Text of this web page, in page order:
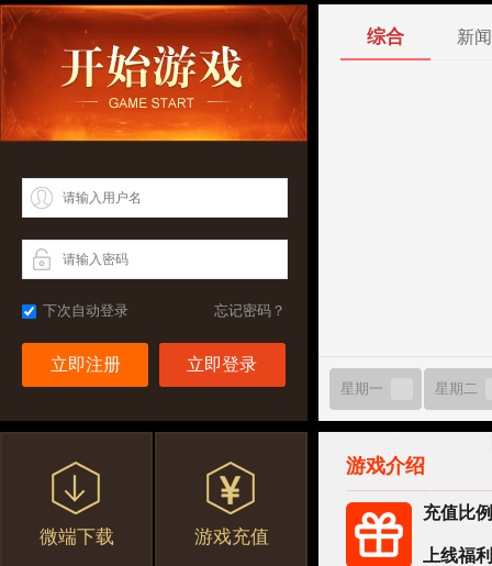
忘记密码？
下次自动登录
立即注册
微端下载 游戏充值
综合 新闻
星期一 星期二
游戏介绍
充值比
上线福